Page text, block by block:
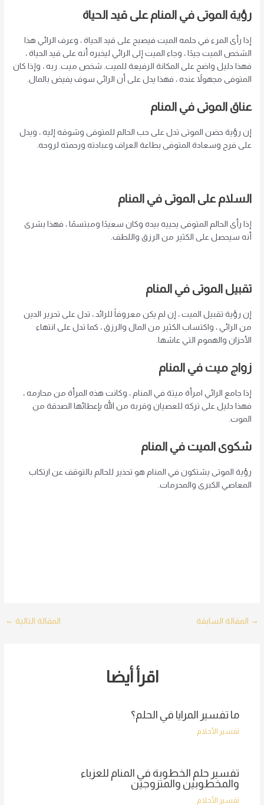
رؤية الموتى في المنام على قيد الحياة
إذا رأى المرء في حلمه الميت فيصبح على قيد الحياة ، وعرف الرائي هذا
الشخص الميت جيدًا ، وجاء الميت إلى الرائي ليخبره أنه على قيد الحياة ،
فهذا دليل واضح على المكانة الرفيعة للميت. شخص ميت. ربه ، وإذا كان
المتوفى مجهولاً عنده ، فهذا يدل على أن الرائي سوف يفيض بالمال.
عناق الموتى في المنام
إن رؤية حضن الموتى تدل على حب الحالم للمتوفى وشوقه إليه ، ويدل
على فرح وسعادة المتوفى بطاعة العراف وعبادته ورحمته لروحه.
السلام على الموتى في المنام
إذا رأى الحالم المتوفى يحييه بيده وكان سعيدًا ومبتسمًا ، فهذا بشرى
أنه سيحصل على الكثير من الرزق واللطف.
تقبيل الموتى في المنام
إن رؤية تقبيل الميت ، إن لم يكن معروفاً للرائد ، تدل على تحرير الدين
من الرائي ، واكتساب الكثير من المال والرزق ، كما تدل على انتهاء
الأحزان والهموم التي عاشها.
زواج ميت في المنام
إذا جامع الرائي امرأة ميتة في المنام ، وكانت هذه المرأة من محارمه ،
فهذا دليل على تركه للعصيان وقربه من الله بإعطائها الصدقة من
الموت.
شكوى الميت في المنام
رؤية الموتى يشتكون في المنام هو تحذير للحالم بالتوقف عن ارتكاب
المعاصي الكبرى والمحرمات.
Post
→ المقالة السابقة المقالة التالية ←
اقرأ أيضا
ما تفسير المرايا في الحلم؟
تفسير الأحلام
تفسير حلم الخطوبة في المنام للعزباء
والمخطوبين والمتزوجين
تفسير الأحلام